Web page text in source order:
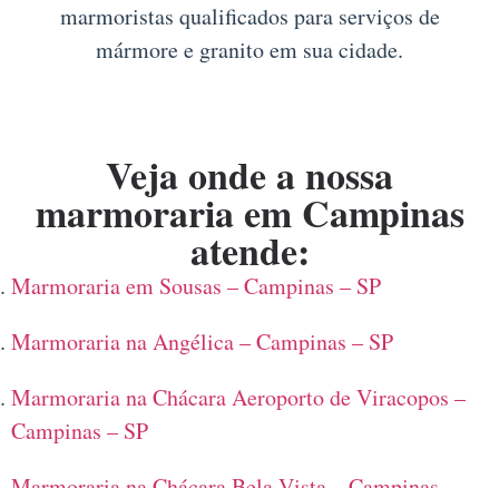
marmoristas qualificados para serviços de
mármore e granito em sua cidade.
Veja onde a nossa
marmoraria em Campinas
atende:
Marmoraria em Sousas – Campinas – SP
Marmoraria na Angélica – Campinas – SP
Marmoraria na Chácara Aeroporto de Viracopos –
Campinas – SP